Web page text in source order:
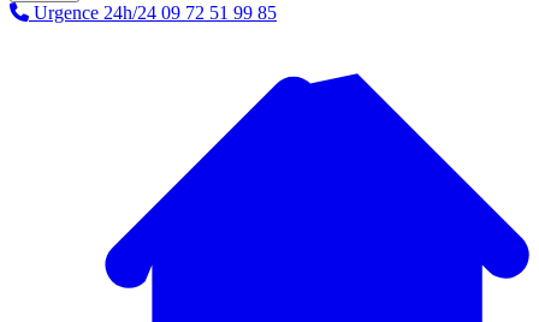
Urgence 24h/24 09 72 51 99 85